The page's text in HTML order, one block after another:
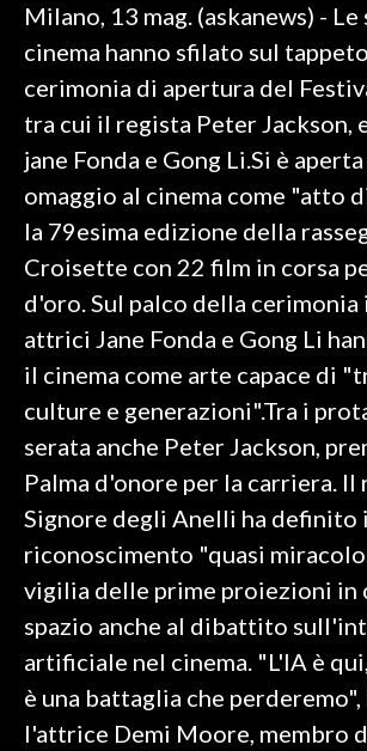
CALCIO REGIONALE
BASKET
VOLLEY
MOTORI
TENNIS
ALTRI SPORT
CULTURA
GOSSIP
SALUTE
SARDEGNA TURISMO
SARDI NEL MONDO
NOTIZIE
EVENTI
3 MINUTI CON
Milano, 13 mag. (askanews) - Le
cinema hanno sfilato sul
cerimonia di apertura del
tra cui il regista Peter Jackson,
jane Fonda e Gong Li.Si è
omaggio al cinema come "atto
la 79esima edizione della
Croisette con 22 film in corsa
d'oro. Sul palco della cerimonia
attrici Jane Fonda e Gong Li
il cinema come arte capace di
culture e generazioni".Tra i
serata anche Peter Jackson,
Palma d'onore per la carriera. Il
Signore degli Anelli ha definito
riconoscimento "quasi
vigilia delle prime proiezioni in
spazio anche al dibattito
artificiale nel cinema. "L'IA è
è una battaglia che
l'attrice Demi Moore, membro